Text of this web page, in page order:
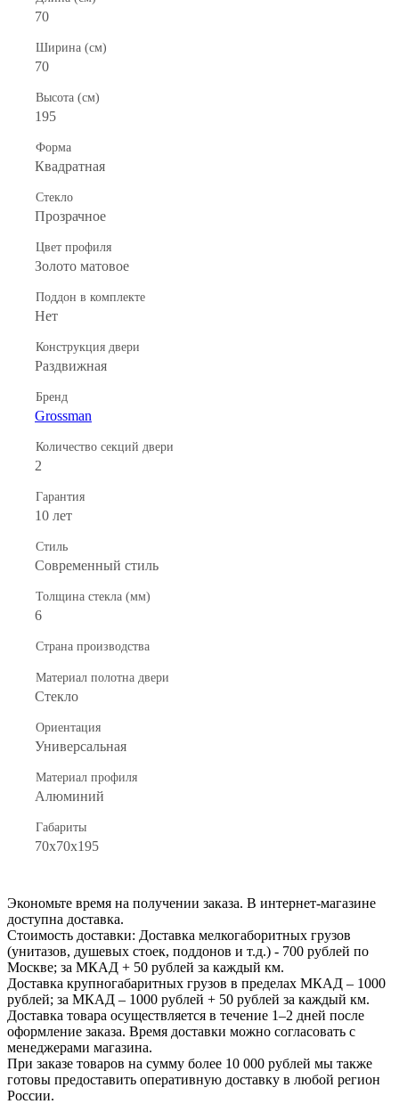
70
Ширина (см)
70
Высота (см)
195
Форма
Квадратная
Стекло
Прозрачное
Цвет профиля
Золото матовое
Поддон в комплекте
Нет
Конструкция двери
Раздвижная
Бренд
Grossman
Количество секций двери
2
Гарантия
10 лет
Стиль
Современный стиль
Толщина стекла (мм)
6
Страна производства
Материал полотна двери
Стекло
Ориентация
Универсальная
Материал профиля
Алюминий
Габариты
70x70x195
Экономьте время на получении заказа. В интернет-магазине
доступна доставка.
Стоимость доставки: Доставка мелкогаборитных грузов
(унитазов, душевых стоек, поддонов и т.д.) - 700 рублей по
Москве; за МКАД + 50 рублей за каждый км.
Доставка крупногабаритных грузов в пределах МКАД – 1000
рублей; за МКАД – 1000 рублей + 50 рублей за каждый км.
Доставка товара осуществляется в течение 1–2 дней после
оформление заказа. Время доставки можно согласовать с
менеджерами магазина.
При заказе товаров на сумму более 10 000 рублей мы также
готовы предоставить оперативную доставку в любой регион
России.